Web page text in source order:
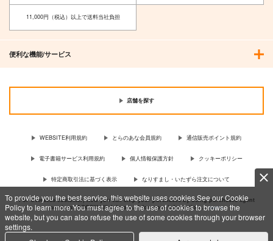
To provide you the best service, this website uses cookies.See our Cookie
Policy to learn more.You must agree to the use of cookies to browse the
website, but you can also refuse the use of some cookies through your browser
settings.
11,000円（税込）以上で送料当社負担
便利な機能/サービス
店舗を探す
WEBSITE利用規約 とらのあな会員規約 通信販売ポイント規約
電子書籍サービス利用規約 個人情報保護方針 クッキーポリシー
特定商取引法に基づく表示 なりすまし・いたずら注文について
For Overseas customer, now you can ship your purchases by using purchases agent
services “AOCS”! Click {more…} for more information …more